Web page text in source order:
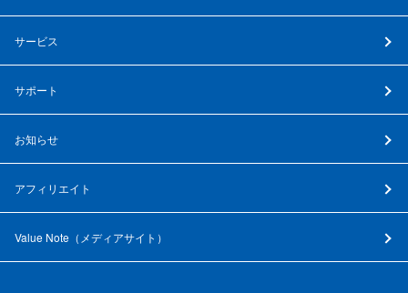
サービス
サポート
お知らせ
アフィリエイト
Value Note（ メディアサイト ）